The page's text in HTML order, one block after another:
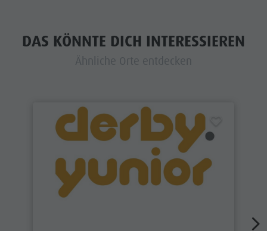
DAS KÖNNTE DICH INTERESSIEREN
Ähnliche Orte entdecken